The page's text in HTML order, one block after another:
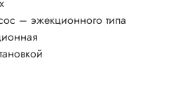
– эжекционного типа